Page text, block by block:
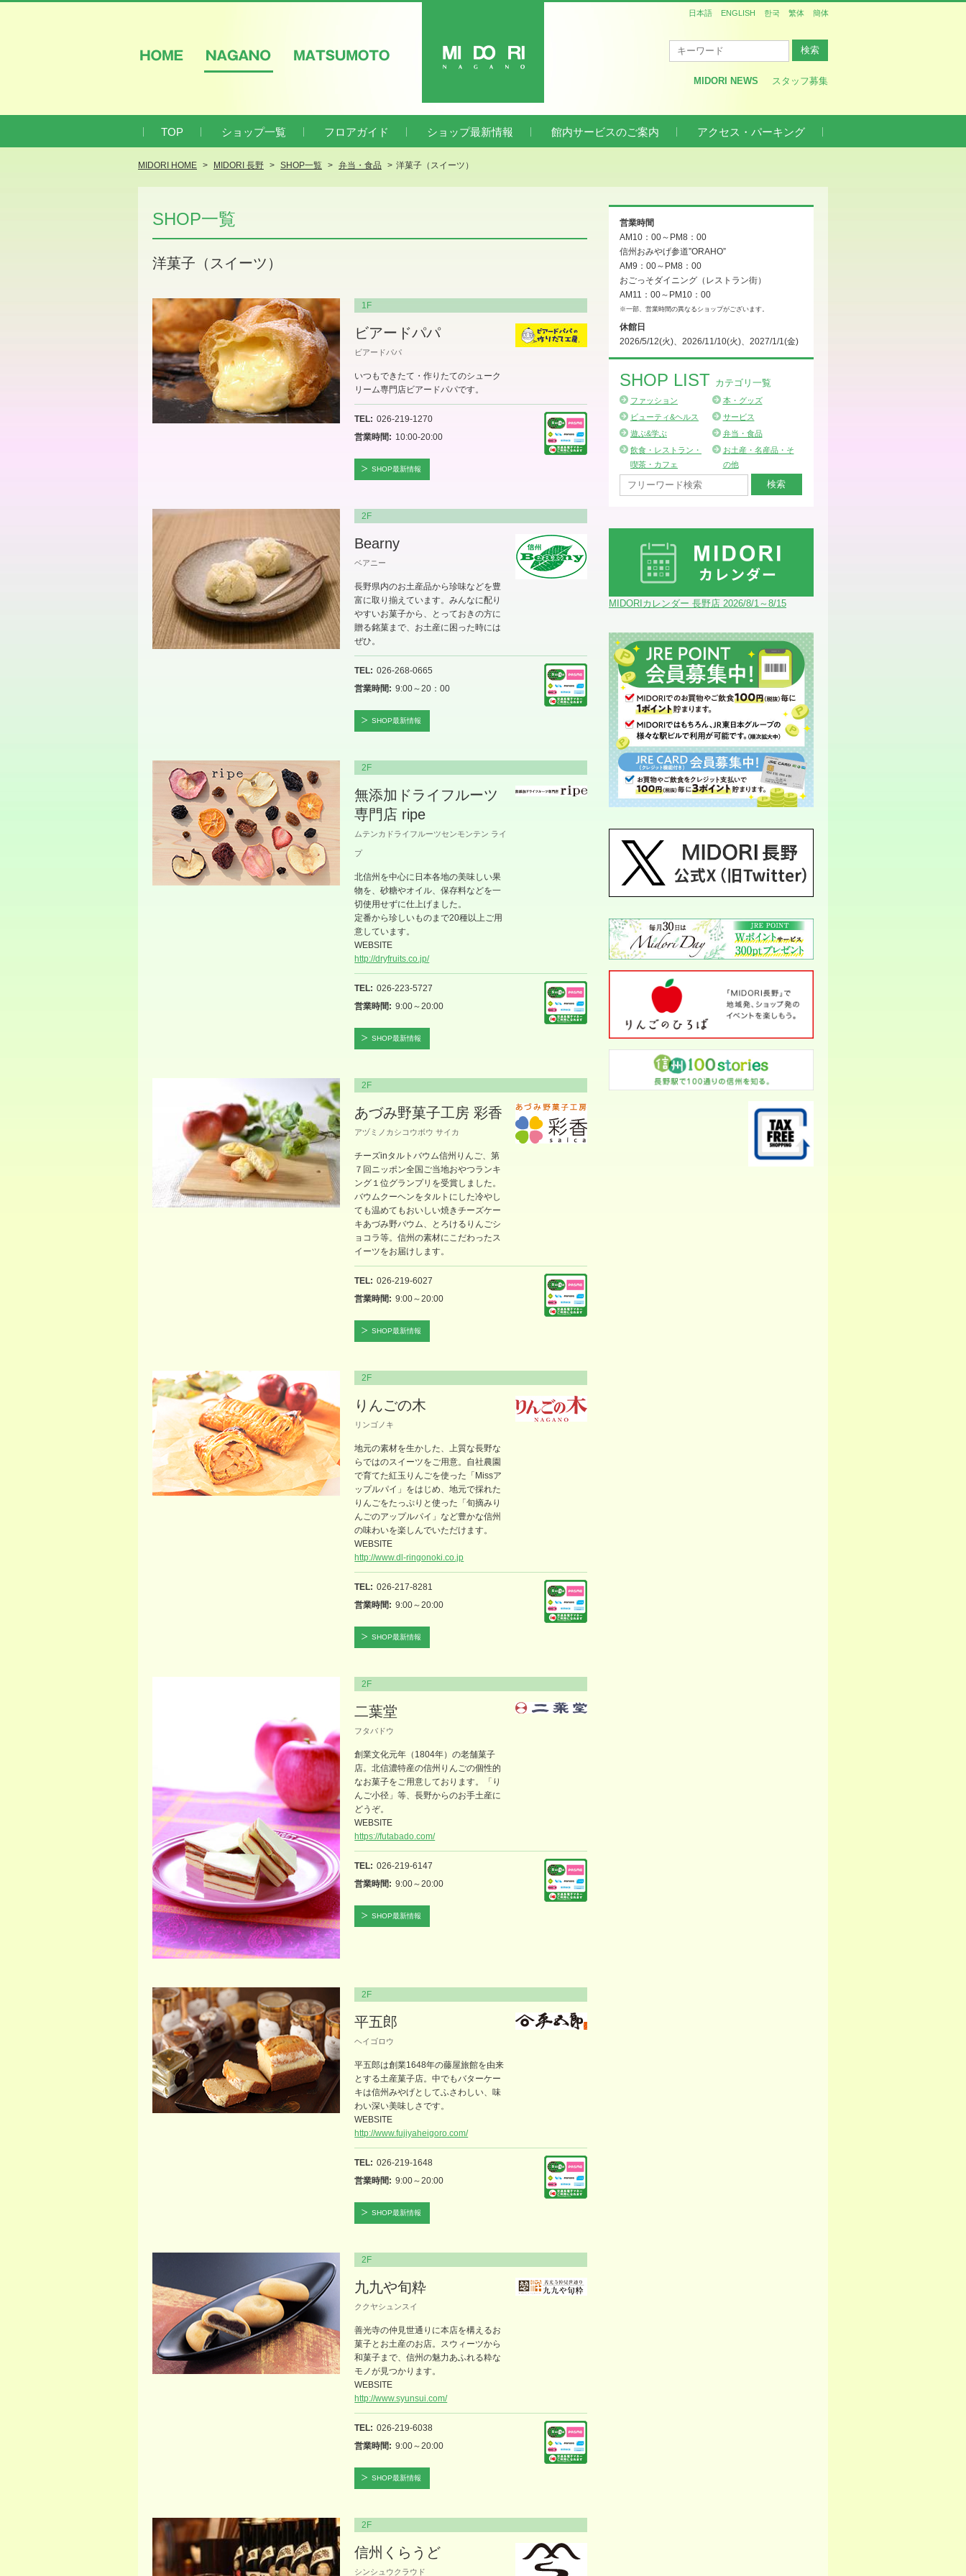
MIDORI NEWS
スタッフ募集
日本語 ENGLISH 한국 繁体 簡体
TOP ショップ一覧 フロアガイド ショップ最新情報 館内サービスのご案内 アクセス・パーキング
MIDORI HOME MIDORI 長野 SHOP一覧 弁当・食品 洋菓子（スイーツ）
SHOP一覧
洋菓子（スイーツ）
1F
ビアードパパ
ビアードパパ
いつもできたて・作りたてのシューク
リーム専門店ビアードパパです。
TEL
026-219-1270
営業時間
10:00-20:00
SHOP最新情報
2F
Bearny
ベアニー
長野県内のお土産品から珍味などを豊
富に取り揃えています。みんなに配り
やすいお菓子から、とっておきの方に
贈る銘菓まで、お土産に困った時には
ぜひ。
TEL
026-268-0665
営業時間
9:00～20：00
SHOP最新情報
2F
無添加ドライフルーツ
専門店 ripe
ムテンカドライフルーツセンモンテン ライ
プ
北信州を中心に日本各地の美味しい果
物を、砂糖やオイル、保存料などを一
切使用せずに仕上げました。
定番から珍しいものまで20種以上ご用
意しています。
WEBSITE
http://dryfruits.co.jp/
TEL
026-223-5727
営業時間
9:00～20:00
SHOP最新情報
2F
あづみ野菓子工房 彩香
アヅミノカシコウボウ サイカ
チーズinタルトバウム信州りんご、第
７回ニッポン全国ご当地おやつランキ
ング１位グランプリを受賞しました。
バウムクーヘンをタルトにした冷やし
ても温めてもおいしい焼きチーズケー
キあづみ野バウム、とろけるりんごシ
ョコラ等。信州の素材にこだわったス
イーツをお届けします。
TEL
026-219-6027
営業時間
9:00～20:00
SHOP最新情報
2F
りんごの木
リンゴノキ
地元の素材を生かした、上質な長野な
らではのスイーツをご用意。自社農園
で育てた紅玉りんごを使った「Missア
ップルパイ」をはじめ、地元で採れた
りんごをたっぷりと使った「旬摘みり
んごのアップルパイ」など豊かな信州
の味わいを楽しんでいただけます。
WEBSITE
http://www.dl-ringonoki.co.jp
TEL
026-217-8281
営業時間
9:00～20:00
SHOP最新情報
2F
二葉堂
フタバドウ
創業文化元年（1804年）の老舗菓子
店。北信濃特産の信州りんごの個性的
なお菓子をご用意しております。「り
んご小径」等、長野からのお手土産に
どうぞ。
WEBSITE
https://futabado.com/
TEL
026-219-6147
営業時間
9:00～20:00
SHOP最新情報
2F
平五郎
ヘイゴロウ
平五郎は創業1648年の藤屋旅館を由来
とする土産菓子店。中でもバターケー
キは信州みやげとしてふさわしい、味
わい深い美味しさです。
WEBSITE
http://www.fujiyaheigoro.com/
TEL
026-219-1648
営業時間
9:00～20:00
SHOP最新情報
2F
九九や旬粋
ククヤシュンスイ
善光寺の仲見世通りに本店を構えるお
菓子とお土産のお店。スウィーツから
和菓子まで、信州の魅力あふれる粋な
モノが見つかります。
WEBSITE
http://www.syunsui.com/
TEL
026-219-6038
営業時間
9:00～20:00
SHOP最新情報
2F
信州くらうど
シンシュウクラウド
営業時間
AM10：00～PM8：00
信州おみやげ参道”ORAHO”
AM9：00～PM8：00
おごっそダイニング（レストラン街）
AM11：00～PM10：00
※一部、営業時間の異なるショップがございます。
休館日
2026/5/12(火)、2026/11/10(火)、2027/1/1(金)
SHOP LIST カテゴリ一覧
ファッション
本・グッズ
ビューティ&ヘルス
サービス
遊ぶ&学ぶ
弁当・食品
飲食・レストラン・
喫茶・カフェ
お土産・名産品・そ
の他
MIDORIカレンダー 長野店 2026/8/1～8/15